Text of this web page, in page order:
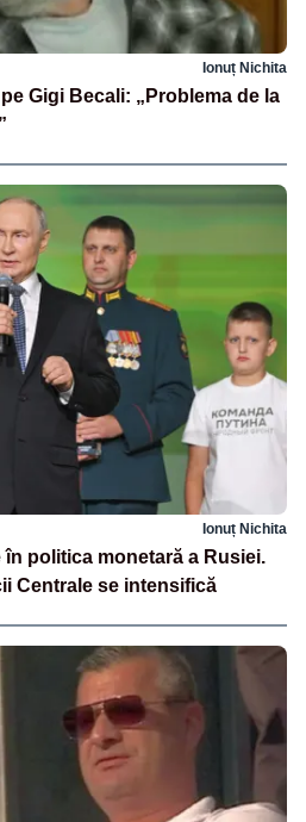
Ionuț Nichita
Gigi Becali: „Problema de la
Ionuț Nichita
politica monetară a Rusiei.
Centrale se intensifică